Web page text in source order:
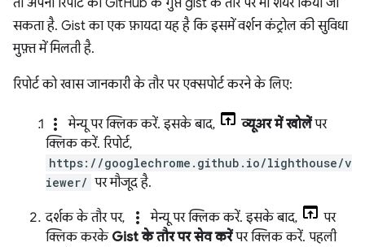
तो अपनी रिपोर्ट को GitHub के गुप्त gist के तौर पर भी शेयर किया जा
सकता है. Gist का एक फ़ायदा यह है कि इसमें वर्शन कंट्रोल की सुविधा
मुफ़्त में मिलती है.
रिपोर्ट को खास जानकारी के तौर पर एक्सपोर्ट करने के लिए:
more_vert मेन्यू पर क्लिक करें. इसके बाद, व्यूअर में खोलेंपर
क्लिक करें. रिपोर्ट,
https://googlechrome.github.io/lighthouse/v
iewer/ पर मौजूद है.
दर्शक के तौर पर, more_vert मेन्यू पर क्लिक करें. इसके बाद,
पर
क्लिक करके Gist के तौर पर सेव करेंपर क्लिक करें. पहली